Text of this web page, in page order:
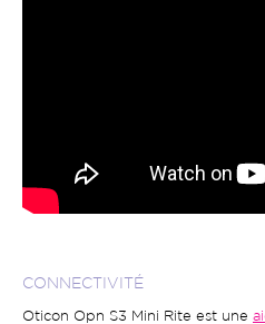
CONNECTIVITÉ
Oticon Opn S3 Mini Rite est une